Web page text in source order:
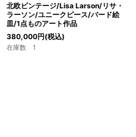
北欧ビンテージ/Lisa Larson/リサ・
ラーソン/ユニークピース/バード絵
皿/1点ものアート作品
380,000円(税込)
在庫数 1